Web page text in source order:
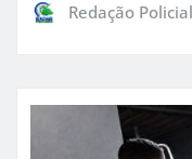
Redação